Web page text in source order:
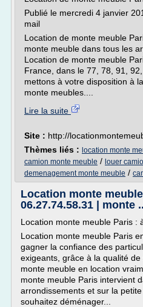
Publié le mercredi 4 janvier
mail
Location de monte meuble
monte meuble dans tous les
Location de monte meuble
France, dans le 77, 78, 91,
mettons à votre disposition à
monte meubles....
Lire la suite
Site : http://
Thèmes liés : location monte
camion monte meuble / louer
demenagement monte meuble /
Location monte
06.27.74.58.31 | monte
Location monte meuble Paris :
Location monte meuble Paris
gagner la confiance des
exigeants, grâce à la qualité
monte meuble en location
monte meuble Paris intervient
arrondissements et sur la
souhaitez déménager...